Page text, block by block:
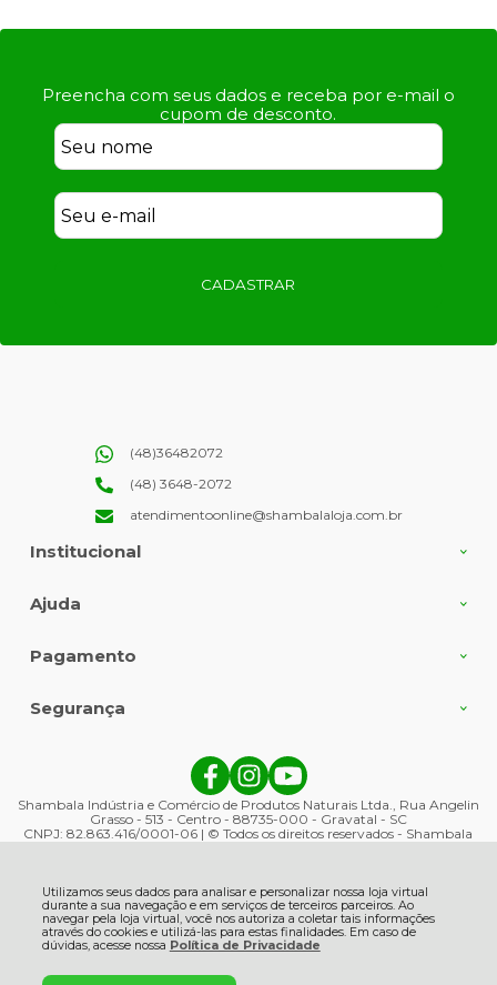
Utilizamos seus dados para analisar e personalizar nossa loja virtual
durante a sua navegação e em serviços de terceiros parceiros. Ao
navegar pela loja virtual, você nos autoriza a coletar tais informações
através do cookies e utilizá-las para estas finalidades. Em caso de
dúvidas, acesse nossa Política de Privacidade
Preencha com seus dados e receba por e-mail o
cupom de desconto.
CADASTRAR
Institucional
Ajuda
(48)36482072
(48) 3648-2072
atendimentoonline@shambalaloja.com.br
Pagamento
Segurança
Shambala Indústria e Comércio de Produtos Naturais Ltda., Rua Angelin
Grasso - 513 - Centro - 88735-000 - Gravatal - SC
CNPJ: 82.863.416/0001-06 | © Todos os direitos reservados - Shambala